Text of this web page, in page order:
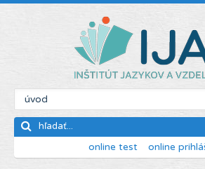
online test online